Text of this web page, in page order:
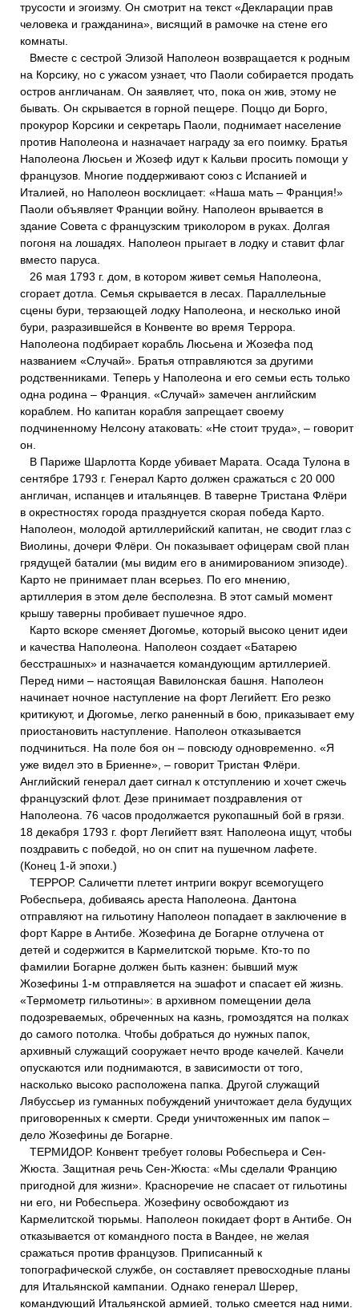
трусости и эгоизму. Он смотрит на текст «Декларации прав
человека и гражданина», висящий в рамочке на стене его
комнаты.
Вместе с сестрой Элизой Наполеон возвращается к родным
на Корсику, но с ужасом узнает, что Паоли собирается продать
остров англичанам. Он заявляет, что, пока он жив, этому не
бывать. Он скрывается в горной пещере. Поццо ди Борго,
прокурор Корсики и секретарь Паоли, поднимает население
против Наполеона и назначает награду за его поимку. Братья
Наполеона Люсьен и Жозеф идут к Кальви просить помощи у
французов. Многие поддерживают союз с Испанией и
Италией, но Наполеон восклицает: «Наша мать – Франция!»
Паоли объявляет Франции войну. Наполеон врывается в
здание Совета с французским триколором в руках. Долгая
погоня на лошадях. Наполеон прыгает в лодку и ставит флаг
вместо паруса.
26 мая 1793 г. дом, в котором живет семья Наполеона,
сгорает дотла. Семья скрывается в лесах. Параллельные
сцены бури, терзающей лодку Наполеона, и несколько иной
бури, разразившейся в Конвенте во время Террора.
Наполеона подбирает корабль Люсьена и Жозефа под
названием «Случай». Братья отправляются за другими
родственниками. Теперь у Наполеона и его семьи есть только
одна родина – Франция. «Случай» замечен английским
кораблем. Но капитан корабля запрещает своему
подчиненному Нелсону атаковать: «Не стоит труда», – говорит
он.
В Париже Шарлотта Корде убивает Марата. Осада Тулона в
сентябре 1793 г. Генерал Карто должен сражаться с 20 000
англичан, испанцев и итальянцев. В таверне Тристана Флёри
в окрестностях города празднуется скорая победа Карто.
Наполеон, молодой артиллерийский капитан, не сводит глаз с
Виолины, дочери Флёри. Он показывает офицерам свой план
грядущей баталии (мы видим его в анимированиом эпизоде).
Карто не принимает план всерьез. По его мнению,
артиллерия в этом деле бесполезна. В этот самый момент
крышу таверны пробивает пушечное ядро.
Карто вскоре сменяет Дюгомье, который высоко ценит идеи
и качества Наполеона. Наполеон создает «Батарею
бесстрашных» и назначается командующим артиллерией.
Перед ними – настоящая Вавилонская башня. Наполеон
начинает ночное наступление на форт Легийетт. Его резко
критикуют, и Дюгомье, легко раненный в бою, приказывает ему
приостановить наступление. Наполеон отказывается
подчиниться. На поле боя он – повсюду одновременно. «Я
уже видел это в Бриенне», – говорит Тристан Флёри.
Английский генерал дает сигнал к отступлению и хочет сжечь
французский флот. Дезе принимает поздравления от
Наполеона. 76 часов продолжается рукопашный бой в грязи.
18 декабря 1793 г. форт Легийетт взят. Наполеона ищут, чтобы
поздравить с победой, но он спит на пушечном лафете.
(Конец 1-й эпохи.)
ТЕРРОР. Саличетти плетет интриги вокруг всемогущего
Робеспьера, добиваясь ареста Наполеона. Дантона
отправляют на гильотину Наполеон попадает в заключение в
форт Карре в Антибе. Жозефина де Богарне отлучена от
детей и содержится в Кармелитской тюрьме. Кто-то по
фамилии Богарне должен быть казнен: бывший муж
Жозефины 1-м отправляется на эшафот и спасает ей жизнь.
«Термометр гильотины»: в архивном помещении дела
подозреваемых, обреченных на казнь, громоздятся на полках
до самого потолка. Чтобы добраться до нужных папок,
архивный служащий сооружает нечто вроде качелей. Качели
опускаются или поднимаются, в зависимости от того,
насколько высоко расположена папка. Другой служащий
Лябуссьер из гуманных побуждений уничтожает дела будущих
приговоренных к смерти. Среди уничтоженных им папок –
дело Жозефины де Богарне.
ТЕРМИДОР. Конвент требует головы Робеспьера и Сен-
Жюста. Защитная речь Сен-Жюста: «Мы сделали Францию
пригодной для жизни». Красноречие не спасает от гильотины
ни его, ни Робеспьера. Жозефину освобождают из
Кармелитской тюрьмы. Наполеон покидает форт в Антибе. Он
отказывается от командного поста в Вандее, не желая
сражаться против французов. Приписанный к
топографической службе, он составляет превосходные планы
для Итальянской кампании. Однако генерал Шерер,
командующий Итальянской армией, только смеется над ними.